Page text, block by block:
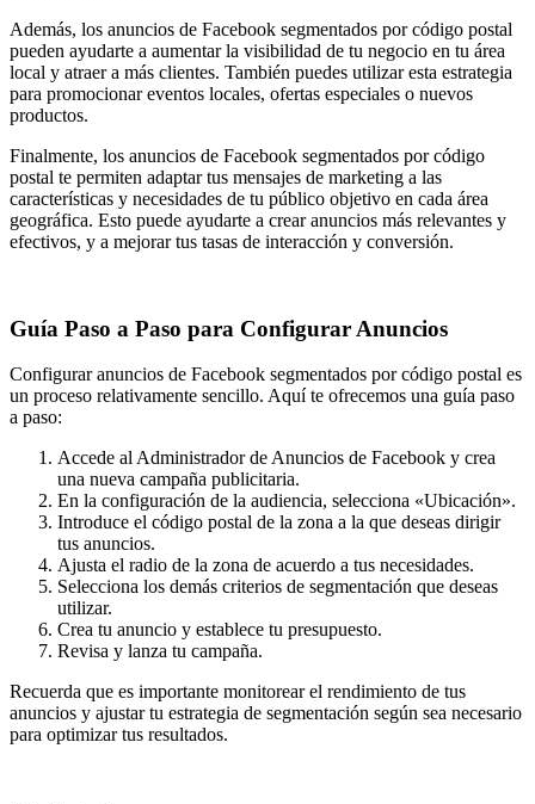
Además, los anuncios de Facebook segmentados por código postal
pueden ayudarte a aumentar la visibilidad de tu negocio en tu área
local y atraer a más clientes. También puedes utilizar esta estrategia
para promocionar eventos locales, ofertas especiales o nuevos
productos.
Finalmente, los anuncios de Facebook segmentados por código
postal te permiten adaptar tus mensajes de marketing a las
características y necesidades de tu público objetivo en cada área
geográfica. Esto puede ayudarte a crear anuncios más relevantes y
efectivos, y a mejorar tus tasas de interacción y conversión.
Guía Paso a Paso para Configurar Anuncios
Configurar anuncios de Facebook segmentados por código postal es
un proceso relativamente sencillo. Aquí te ofrecemos una guía paso
a paso:
Accede al Administrador de Anuncios de Facebook y crea
una nueva campaña publicitaria.
En la configuración de la audiencia, selecciona «Ubicación».
Introduce el código postal de la zona a la que deseas dirigir
tus anuncios.
Ajusta el radio de la zona de acuerdo a tus necesidades.
Selecciona los demás criterios de segmentación que deseas
utilizar.
Crea tu anuncio y establece tu presupuesto.
Revisa y lanza tu campaña.
Recuerda que es importante monitorear el rendimiento de tus
anuncios y ajustar tu estrategia de segmentación según sea necesario
para optimizar tus resultados.